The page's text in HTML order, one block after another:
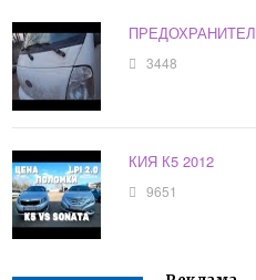
3448
КИЯ К5 2012
9651